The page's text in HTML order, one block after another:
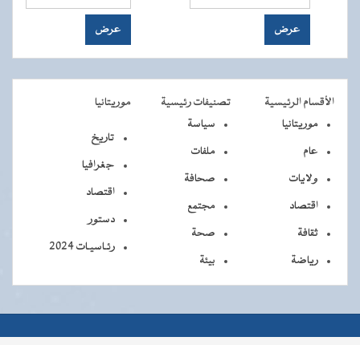
الأقسام الرئيسية تصنيفات رئيسية
موريتانيا
موريتانيا
عام
ولايات
اقتصاد
ثقافة
رياضة
سياسة
ملفات
صحافة
مجتمع
صحة
بيئة
تاريخ
جغرافيا
اقتصاد
دستور
رئـاسيـات 2024